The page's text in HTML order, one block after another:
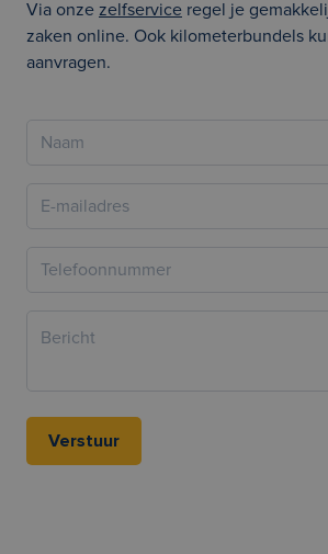
Via onze zelfservice regel je
zaken online. Ook kilometerbundels
aanvragen.